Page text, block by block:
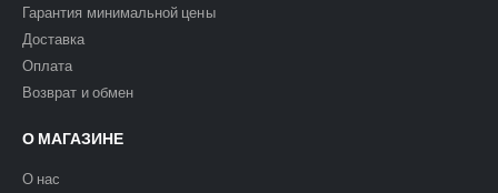
Гарантия минимальной цены
Доставка
Оплата
Возврат и обмен
О МАГАЗИНЕ
О нас